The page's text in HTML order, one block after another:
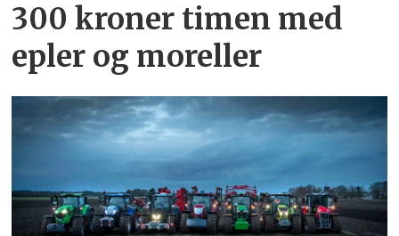
300 kroner timen med
epler og moreller